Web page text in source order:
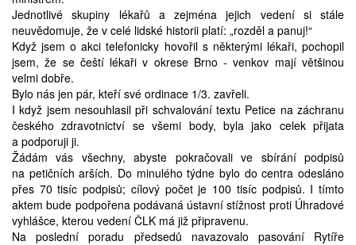
Jednotlivé skupiny lékařů a zejména jejich vedení si stále
neuvědomuje, že v celé lidské historii platí: „rozděl a panuj!“
Když jsem o akci telefonicky hovořil s některými lékaři, pochopil
jsem, že se čeští lékaři v okrese Brno - venkov mají většinou
velmi dobře.
Bylo nás jen pár, kteří své ordinace 1/3. zavřeli.
I když jsem nesouhlasil při schvalování textu Petice na záchranu
českého zdravotnictví se všemi body, byla jako celek přijata
a podporuji ji.
Žádám vás všechny, abyste pokračovali ve sbírání podpisů
na petičních arších. Do minulého týdne bylo do centra odesláno
přes 70 tisíc podpisů; cílový počet je 100 tisíc podpisů. I tímto
aktem bude podpořena podávaná ústavní stížnost proti Úhradové
vyhlášce, kterou vedení ČLK má již připravenu.
Na poslední poradu předsedů navazovalo pasování Rytíře